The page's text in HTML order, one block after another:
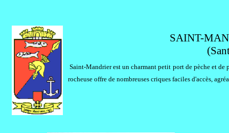
SAINT-
Saint-Mandrier est un charmant petit port de pèche et de
rocheuse offre de nombreuses criques faciles d'accès,